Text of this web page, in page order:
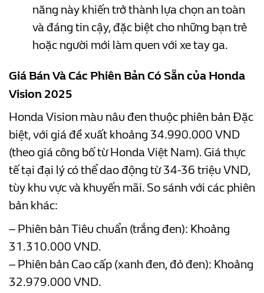
năng này khiến trở thành lựa chọn an toàn
và đáng tin cậy, đặc biệt cho những bạn trẻ
hoặc người mới làm quen với xe tay ga.
Giá Bán Và Các Phiên Bản Có Sẵn của Honda
Vision 2025
Honda Vision màu nâu đen thuộc phiên bản Đặc
biệt, với giá đề xuất khoảng 34.990.000 VND
(theo giá công bố từ Honda Việt Nam). Giá thực
tế tại đại lý có thể dao động từ 34-36 triệu VND,
tùy khu vực và khuyến mãi. So sánh với các phiên
bản khác:
– Phiên bản Tiêu chuẩn (trắng đen): Khoảng
31.310.000 VND.
– Phiên bản Cao cấp (xanh đen, đỏ đen): Khoảng
32.979.000 VND.